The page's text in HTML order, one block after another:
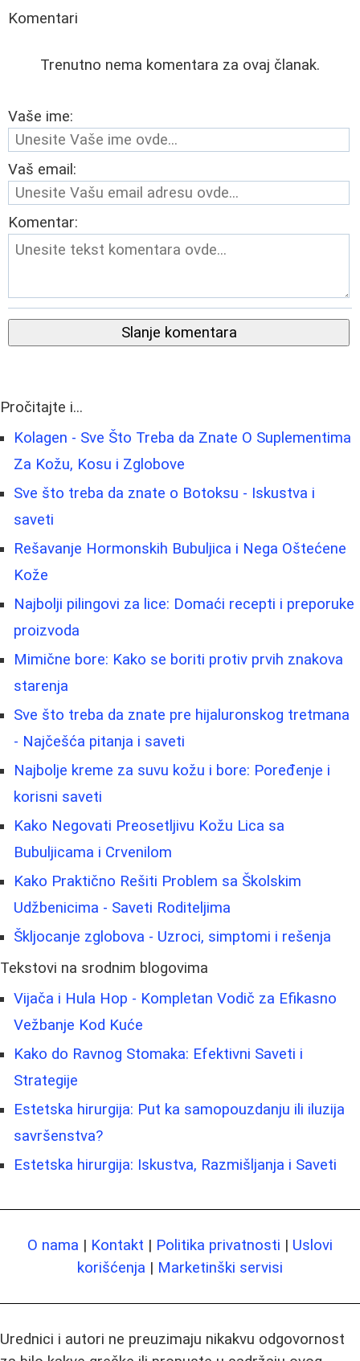
Komentari
Trenutno nema komentara za ovaj članak.
Vaše ime:
Vaš email:
Komentar:
Slanje komentara
Pročitajte i...
Kolagen - Sve Što Treba da Znate O Suplementima
Za Kožu, Kosu i Zglobove
Sve što treba da znate o Botoksu - Iskustva i
saveti
Rešavanje Hormonskih Bubuljica i Nega Oštećene
Kože
Najbolji pilingovi za lice: Domaći recepti i preporuke
proizvoda
Mimične bore: Kako se boriti protiv prvih znakova
starenja
Sve što treba da znate pre hijaluronskog tretmana
- Najčešća pitanja i saveti
Najbolje kreme za suvu kožu i bore: Poređenje i
korisni saveti
Kako Negovati Preosetljivu Kožu Lica sa
Bubuljicama i Crvenilom
Kako Praktično Rešiti Problem sa Školskim
Udžbenicima - Saveti Roditeljima
Škljocanje zglobova - Uzroci, simptomi i rešenja
Tekstovi na srodnim blogovima
Vijača i Hula Hop - Kompletan Vodič za Efikasno
Vežbanje Kod Kuće
Kako do Ravnog Stomaka: Efektivni Saveti i
Strategije
Estetska hirurgija: Put ka samopouzdanju ili iluzija
savršenstva?
Estetska hirurgija: Iskustva, Razmišljanja i Saveti
O nama | Kontakt | Politika privatnosti | Uslovi
korišćenja | Marketinški servisi
Urednici i autori ne preuzimaju nikakvu odgovornost